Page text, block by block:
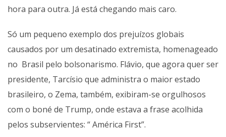
hora para outra. Já está chegando mais caro.
Só um pequeno exemplo dos prejuízos globais
causados por um desatinado extremista, homenageado
no Brasil pelo bolsonarismo. Flávio, que agora quer ser
presidente, Tarcísio que administra o maior estado
brasileiro, o Zema, também, exibiram-se orgulhosos
com o boné de Trump, onde estava a frase acolhida
pelos subservientes: “ América First”.